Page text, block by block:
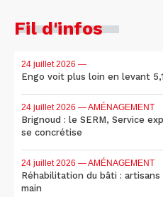
Fil d'infos
24 juillet 2026 —
Engo voit plus loin en levant
24 juillet 2026 — AMÉNAGEMENT
Brignoud : le SERM, Service
se concrétise
24 juillet 2026 — AMÉNAGEMENT
Réhabilitation du bâti :
main